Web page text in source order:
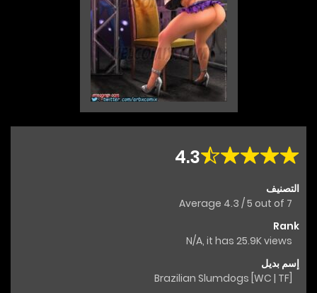
4.3
التصنيف
Average 4.3 /5 out of 7
Rank
N/A, it has 25.9K views
إسم بديل
Brazilian Slumdogs [WC | TF]